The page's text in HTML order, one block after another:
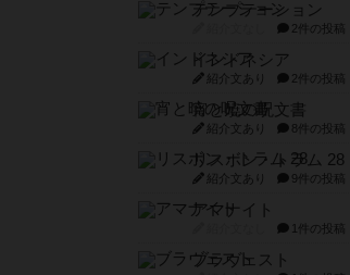
テンプテーション
2件の投稿
インドネシア
紹介文あり 2件の投稿
宵と暁の呪文書
紹介文あり 8件の投稿
リスボン・トラム 28
紹介文あり 9件の投稿
アマナイト
1件の投稿
ブラヴェスト